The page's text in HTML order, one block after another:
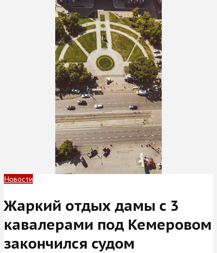
Новости
Жаркий отдых дамы с 3
кавалерами под Кемеровом
закончился судом